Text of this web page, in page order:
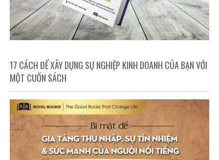
17 CÁCH ĐỂ XÂY DỰNG SỰ NGHIỆP KINH DOANH CỦA BẠN VỚI
MỘT CUỐN SÁCH